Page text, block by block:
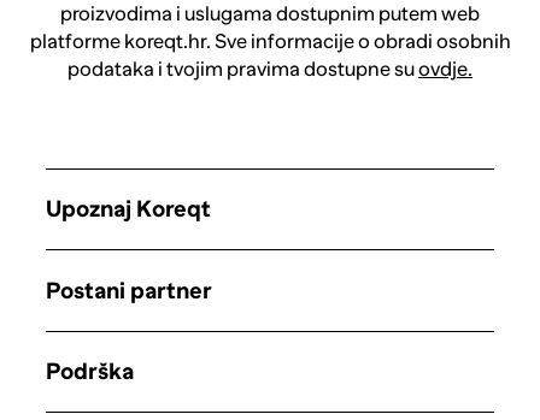
proizvodima i uslugama dostupnim putem web
platforme koreqt.hr. Sve informacije o obradi osobnih
podataka i tvojim pravima dostupne suovdje.
Upoznaj Koreqt
Postani partner
Podrška